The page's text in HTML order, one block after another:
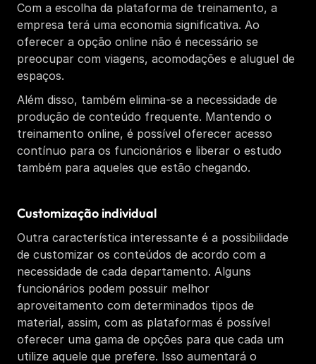
Com a escolha da plataforma de treinamento, a
empresa terá uma economia significativa. Ao
oferecer a opção online não é necessário se
preocupar com viagens, acomodações e aluguel de
espaços.
Além disso, também elimina-se a necessidade de
produção de conteúdo frequente. Mantendo o
treinamento online, é possível oferecer acesso
contínuo para os funcionários e liberar o estudo
também para aqueles que estão chegando.
Customização individual
Outra característica interessante é a possibilidade
de customizar os conteúdos de acordo com a
necessidade de cada departamento. Alguns
funcionários podem possuir melhor
aproveitamento com determinados tipos de
material, assim, com as plataformas é possível
oferecer uma gama de opções para que cada um
utilize aquele que prefere. Isso aumentará o